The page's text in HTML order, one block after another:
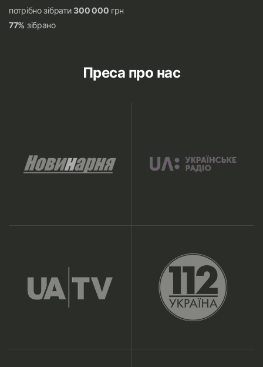
потрібно зібрати300 000 грн
77% зібрано
Преса про нас